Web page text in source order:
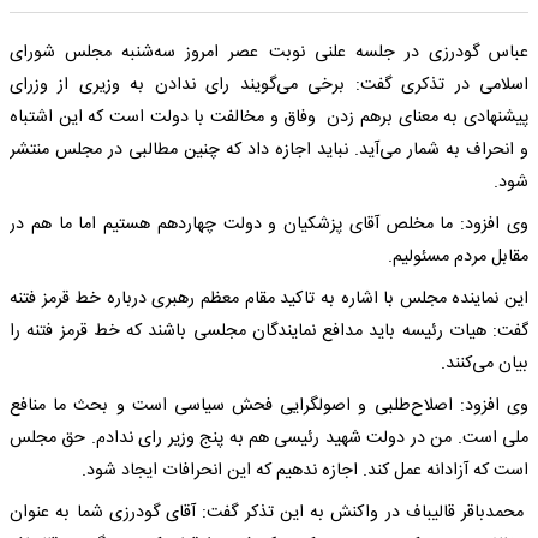
عباس گودرزی در جلسه علنی نوبت عصر امروز سه‌شنبه مجلس شورای
اسلامی در تذکری گفت: برخی می‌گویند رای ندادن به وزیری از وزرای
پیشنهادی به معنای برهم زدن وفاق و مخالفت با دولت است که این اشتباه
و انحراف به شمار می‌آید. نباید اجازه داد که چنین مطالبی در مجلس منتشر
شود.
وی افزود: ما مخلص آقای پزشکیان و دولت چهاردهم هستیم اما ما هم در
مقابل مردم مسئولیم.
این نماینده مجلس با اشاره به تاکید مقام معظم رهبری درباره خط قرمز فتنه
گفت: هیات رئیسه باید مدافع نمایندگان مجلسی باشند که خط قرمز فتنه را
بیان می‌کنند.
وی افزود: اصلاح‌طلبی و اصولگرایی فحش سیاسی است و بحث ما منافع
ملی است. من در دولت شهید رئیسی هم به پنج وزیر رای ندادم. حق مجلس
است که آزادانه عمل کند. اجازه ندهیم که این انحرافات ایجاد شود.
محمدباقر قالیباف در واکنش به این تذکر گفت: آقای گودرزی شما به عنوان